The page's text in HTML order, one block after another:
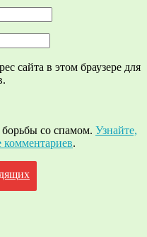
сайта в этом браузере для
борьбы со спамом. Узнайте,
.